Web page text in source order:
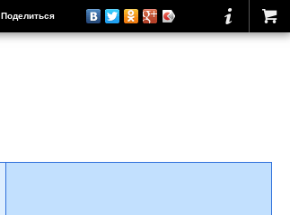
Поделиться